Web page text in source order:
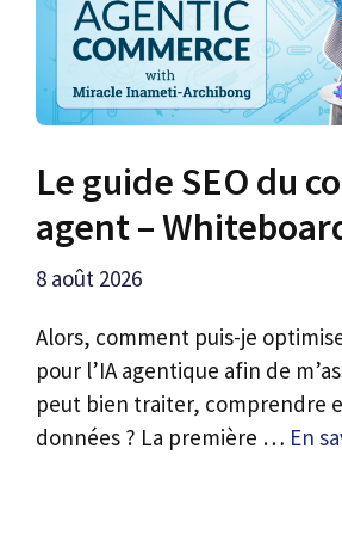
Le guide SEO du
agent –
8 août 2026
Alors, comment puis-je
pour l’IA agentique afin de
peut bien traiter, comprendre
données ? La première … En